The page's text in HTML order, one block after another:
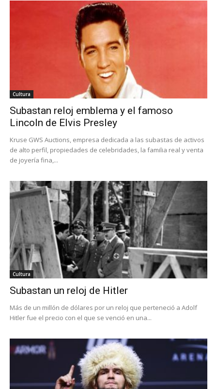
Cultura
Subastan reloj emblema y el famoso
Lincoln de Elvis Presley
Kruse GWS Auctions, empresa dedicada a las subastas de activos
de alto perfil, propiedades de celebridades, la familia real y venta
de joyería fina,...
Cultura
Subastan un reloj de Hitler
Más de un millón de dólares por un reloj que perteneció a Adolf
Hitler fue el precio con el que se venció en una...